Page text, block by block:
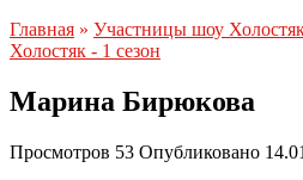
Главная » Участницы шоу
Холостяк - 1 сезон
Марина Бирюкова
Просмотров 53 Опубликовано